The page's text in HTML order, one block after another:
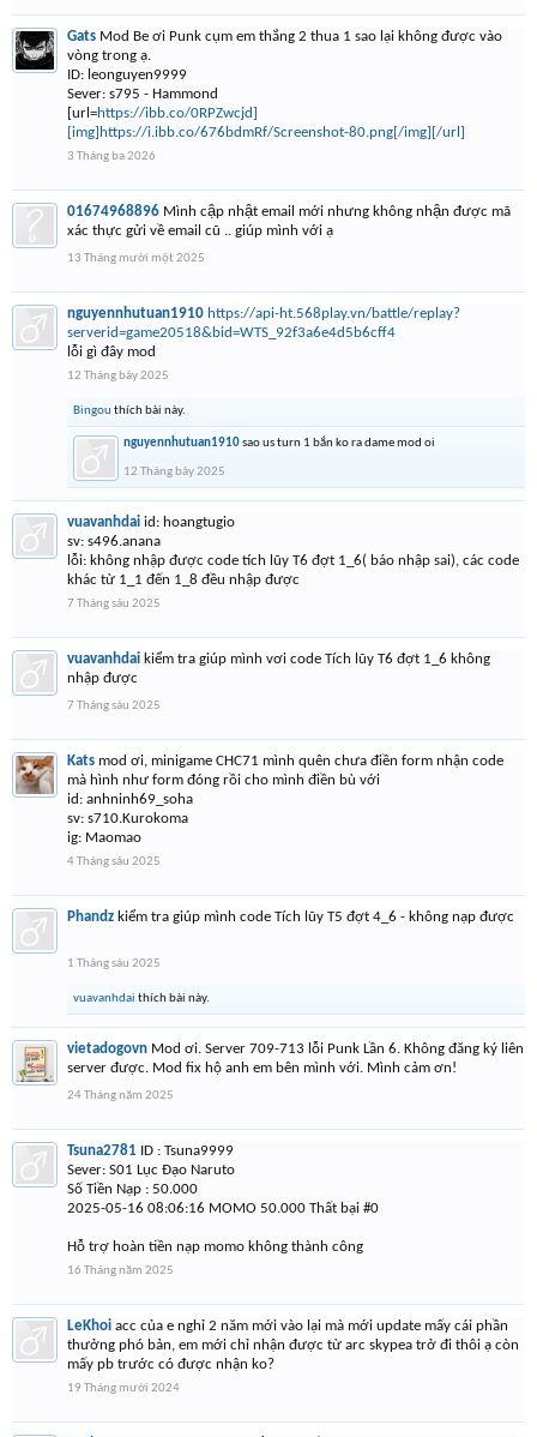
Gats Mod Be ơi Punk cụm em thắng 2 thua 1 sao lại không được vào
vòng trong ạ.
ID: leonguyen9999
Sever: s795 - Hammond
[url=https://ibb.co/0RPZwcjd]
[img]https://i.ibb.co/676bdmRf/Screenshot-80.png[/img][/url]
3 Tháng ba 2026
01674968896 Mình cập nhật email mới nhưng không nhận được mã
xác thực gửi về email cũ .. giúp mình với ạ
13 Tháng mười một 2025
nguyennhutuan1910 https://api-ht.568play.vn/battle/replay?
serverid=game20518&bid=WTS_92f3a6e4d5b6cff4
lỗi gì đây mod
12 Tháng bảy 2025
Bingou thích bài này.
nguyennhutuan1910sao us turn 1 bắn ko ra dame mod oi
12 Tháng bảy 2025
vuavanhdai id: hoangtugio
sv: s496.anana
lỗi: không nhập được code tích lũy T6 đợt 1_6( báo nhập sai), các code
khác từ 1_1 đến 1_8 đều nhập được
7 Tháng sáu 2025
vuavanhdai kiểm tra giúp mình vơi code Tích lũy T6 đợt 1_6 không
nhập được
7 Tháng sáu 2025
Kats mod ơi, minigame CHC71 mình quên chưa điền form nhận code
mà hình như form đóng rồi cho mình điền bù với
id: anhninh69_soha
sv: s710.Kurokoma
ig: Maomao
4 Tháng sáu 2025
Phandz kiểm tra giúp mình code Tích lũy T5 đợt 4_6 - không nạp được
1 Tháng sáu 2025
vuavanhdai thích bài này.
vietadogovn Mod ơi. Server 709-713 lỗi Punk Lần 6. Không đăng ký liên
server được. Mod fix hộ anh em bên mình với. Mình cảm ơn!
24 Tháng năm 2025
Tsuna2781 ID : Tsuna9999
Sever: S01 Lục Đạo Naruto
Số Tiền Nạp : 50.000
2025-05-16 08:06:16 MOMO 50.000 Thất bại #0
Hỗ trợ hoàn tiền nạp momo không thành công
16 Tháng năm 2025
LeKhoi acc của e nghỉ 2 năm mới vào lại mà mới update mấy cái phần
thưởng phó bản, em mới chỉ nhận được từ arc skypea trở đi thôi ạ còn
mấy pb trước có được nhận ko?
19 Tháng mười 2024